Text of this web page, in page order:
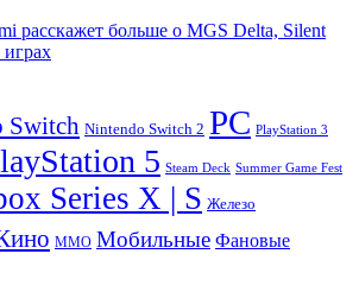
расскажет больше о MGS Delta, Silent
Switch Nintendo Switch 2 PC PlayStation 3
5 Steam Deck Summer Game Fest
Series X | S Железо
ММО Мобильные Фановые